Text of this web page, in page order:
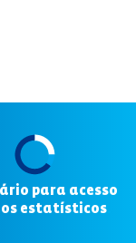
para acesso
estatísticos